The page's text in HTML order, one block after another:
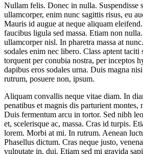
Nullam felis. Donec in nulla. Suspendisse
ullamcorper, enim nunc sagittis risus, eu
Mauris id augue at neque aliquam
faucibus ligula sed massa. Etiam non
ullamcorper nisl. In pharetra massa at
sodales enim nec libero. Class aptent taciti
torquent per conubia nostra, per inceptos
dapibus eros sodales urna. Duis magna
rutrum, posuere non, ipsum.
Aliquam convallis neque vitae diam. In
penatibus et magnis dis parturient montes,
Duis fermentum arcu in tortor. Sed nibh
et, scelerisque ac, massa. Cras id turpis.
lorem. Morbi at mi. In rutrum. Aenean
Phasellus dictum. Cras neque justo,
vulputate in, dui. Etiam sed mi gravida